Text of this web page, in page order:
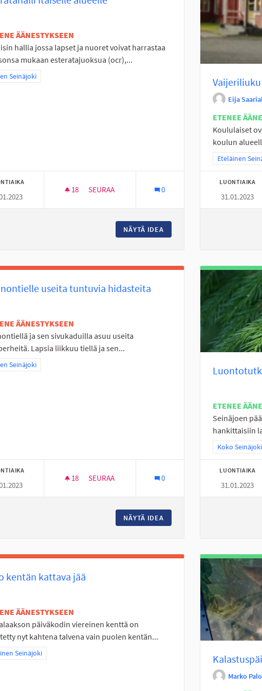
ÄÄNESTYKSEEN
hallia jossa lapset ja nuoret voivat harrastaa
mukaan esteratajuoksua (ocr),...
tulokset teeman mukaan: Itäinen Seinäjoki
Seinäjoki
18 18 SEURAAJAA
SEURAA 0
NÄYTÄ IDEA
Eija
ETENEE
Koululaiset
koulun
Rajaa
Eteläinen
LUONTIAIKA
31.01.2023
useita tuntuvia hidasteita
ÄÄNESTYKSEEN
ja sen sivukaduilla asuu useita
Lapsia liikkuu tiellä ja sen...
tulokset teeman mukaan: Itäinen Seinäjoki
Seinäjoki
18 18 SEURAAJAA
SEURAA
SOLANONTIELLE USEITA TUNTUVIA HIDASTEITA
0
NÄYTÄ IDEA
ETENEE
Seinäjoen
hankittaisiin
Rajaa tulokset
Koko Seinäjoki
LUONTIAIKA
31.01.2023
kentän kattava jää
ÄÄNESTYKSEEN
päiväkodin viereinen kenttä on
nyt kahtena talvena vain puolen kentän...
tulokset teeman mukaan: Läntinen Seinäjoki
Seinäjoki
Marko